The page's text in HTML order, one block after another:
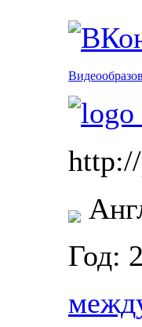
http://
Год: